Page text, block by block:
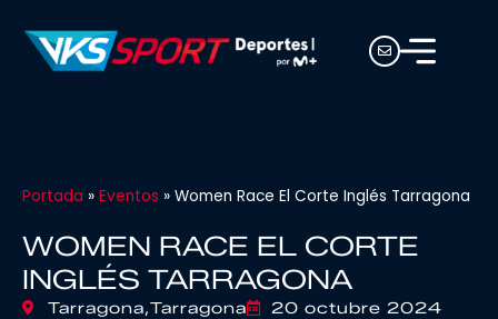
Portada » Eventos » Women Race El Corte Inglés Tarragona
WOMEN RACE EL CORTE
INGLÉS TARRAGONA
Tarragona,Tarragona 20 octubre 2024